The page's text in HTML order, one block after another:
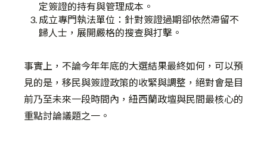
定簽證的持有與管理成本。
成立專門執法單位：針對簽證過期卻依然滯留不
歸人士，展開嚴格的搜查與打擊。
事實上，不論今年年底的大選結果最終如何，可以預
見的是，移民與簽證政策的收緊與調整，絕對會是目
前乃至未來一段時間內，紐西蘭政壇與民間最核心的
重點討論議題之一。